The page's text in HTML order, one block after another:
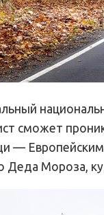
сможет
—
Деда Мороза,